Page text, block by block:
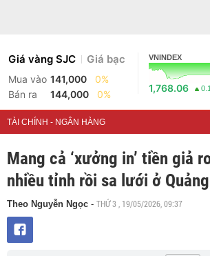
Giá vàng SJC Giá bạc
Mua vào 141,000
0%
Bán ra
144,000 0%
VNINDEX
1,768.06
TÀI CHÍNH - NGÂN HÀNG
Mang cả ‘xưởng in’ tiền giả
nhiều tỉnh rồi sa lưới ở
Theo Nguyễn Ngọc - THỨ 3 , 19/05/2026, 09:37